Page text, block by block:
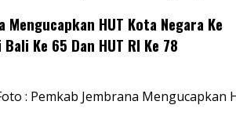
Mengucapkan HUT Kota Negara Ke
Ke 65 Dan HUT RI Ke 78
: Pemkab Jembrana Mengucapkan